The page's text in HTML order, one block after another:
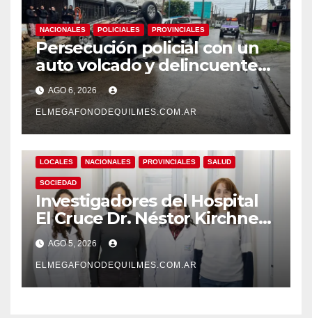
NACIONALES POLICIALES PROVINCIALES
Persecución policial con un
auto volcado y delincuentes
detenidos en San Francisco
Solano
AGO 6, 2026
ELMEGAFONODEQUILMES.COM.AR
LOCALES NACIONALES PROVINCIALES SALUD
SOCIEDAD
Investigadores del Hospital
El Cruce Dr. Néstor Kirchner
desarrollan un estudio
pionero sobre el
envejecimiento cerebral y las
demencias
AGO 5, 2026
ELMEGAFONODEQUILMES.COM.AR